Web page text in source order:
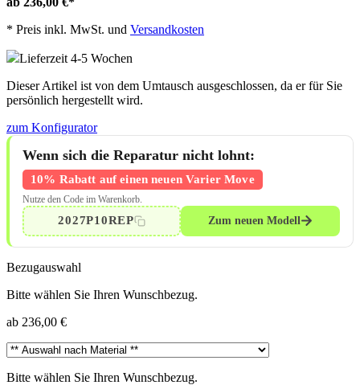
* Preis inkl. MwSt. und Versandkosten
Lieferzeit 4-5 Wochen
Dieser Artikel ist von dem Umtausch ausgeschlossen, da er für Sie
persönlich hergestellt wird.
zum Konfigurator
Wenn sich die Reparatur nicht lohnt:
10% Rabatt auf einen neuen Varier Move
Nutze den Code im Warenkorb.
2027P10REP Zum neuen Modell
Bezugauswahl
Bitte wählen Sie Ihren Wunschbezug.
ab 236,00 €
Bitte wählen Sie Ihren Wunschbezug.